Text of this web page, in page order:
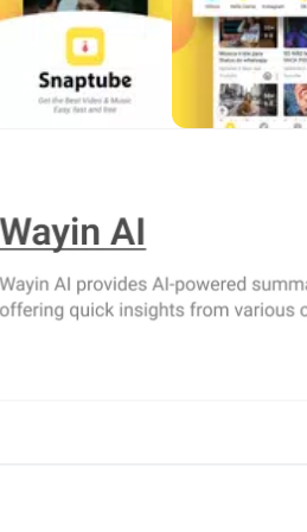
verir. 144p gibi düşük
uygundur. 2K ve 4K seçenekleri
alanı sınırlı telefonlarda hızlı yer
çıkarıp günlük kullanımda
büyük ekranda izlenecek bir
olabilir. Wi-Fi bağlantısında ise
kullanıcılar için MP3 ve M4A
açısından daha verimli
bir şarkı için MP3 daha